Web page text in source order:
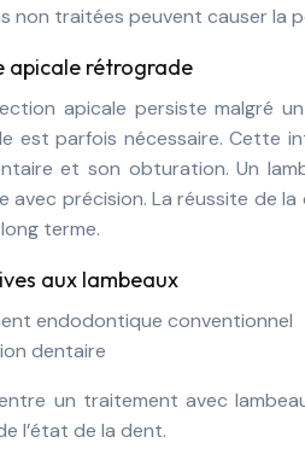
non traitées peuvent causer la
apicale rétrograde
apicale persiste malgré
est parfois nécessaire. Cette
et son obturation. Un
avec précision. La réussite de
terme.
aux lambeaux
endodontique conventionnel
dentaire
un traitement avec
l’état de la dent.